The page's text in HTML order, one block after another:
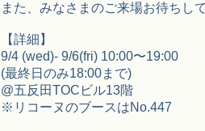
また、みなさまのご来場お待ちし
【詳細】
9/4 (wed)- 9/6(fri) 10:00〜19:00
(最終日のみ18:00まで)
@五反田TOCビル13階
※リコーヌのブースはNo.447